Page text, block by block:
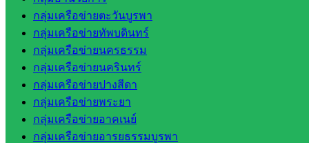
กลุ่มเครือข่ายตะวันบูรพา
กลุ่มเครือข่ายทัพบดินทร์
กลุ่มเครือข่ายนครธรรม
กลุ่มเครือข่ายนครินทร์
กลุ่มเครือข่ายปางสีดา
กลุ่มเครือข่ายพระยา
กลุ่มเครือข่ายอาคเนย์
กลุ่มเครือข่ายอารยธรรมบูรพา
กลุ่มงาน
ใน
สำนักงาน
กลุ่
มอำนวย